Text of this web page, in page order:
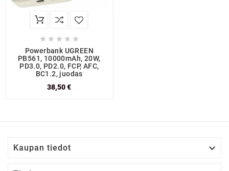
    
Powerbank UGREEN
PB561, 10000mAh, 20W,
PD3.0, PD2.0, FCP, AFC,
BC1.2, juodas
38,50 €
Kaupan tiedot 